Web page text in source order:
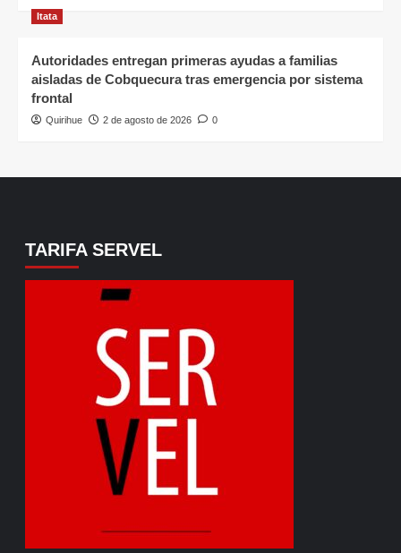
Itata
Autoridades entregan primeras ayudas a familias
aisladas de Cobquecura tras emergencia por sistema
frontal
Quirihue 2 de agosto de 2026 0
TARIFA SERVEL